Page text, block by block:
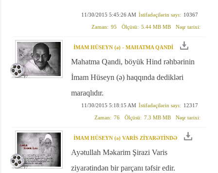
10367
İstifadəçilərin sayı:
11/30/2015 5:45:26 AM
Nəşr tarixi:
5.44 MB MB
Ölçüsü:
95
Zaman:
İMAM HÜSEYN (ə) - MAHATMA QANDİ
Mahatma Qandi, böyük Hind rəhbərinin
İmam Hüseyn (ə) haqqında dedikləri
maraqlıdır.
12317
İstifadəçilərin sayı:
11/30/2015 5:18:15 AM
Nəşr tarixi:
7.3 MB MB
Ölçüsü:
76
Zaman:
İMAM HÜSEYN (ə) VARİS ZİYARƏTİNDƏ
Ayətullah Məkarim Şirazi Varis
ziyarətindən bir parçanı təfsir edir.